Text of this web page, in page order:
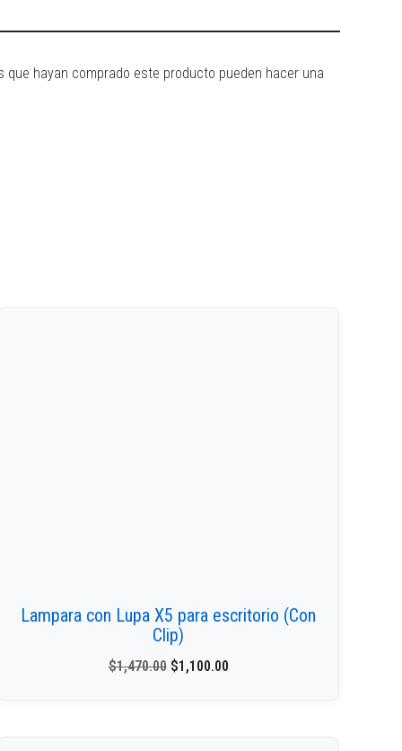
que hayan comprado este producto pueden hacer una
Lampara con Lupa X5 para escritorio (Con
Clip)
$1,470.00 $1,100.00